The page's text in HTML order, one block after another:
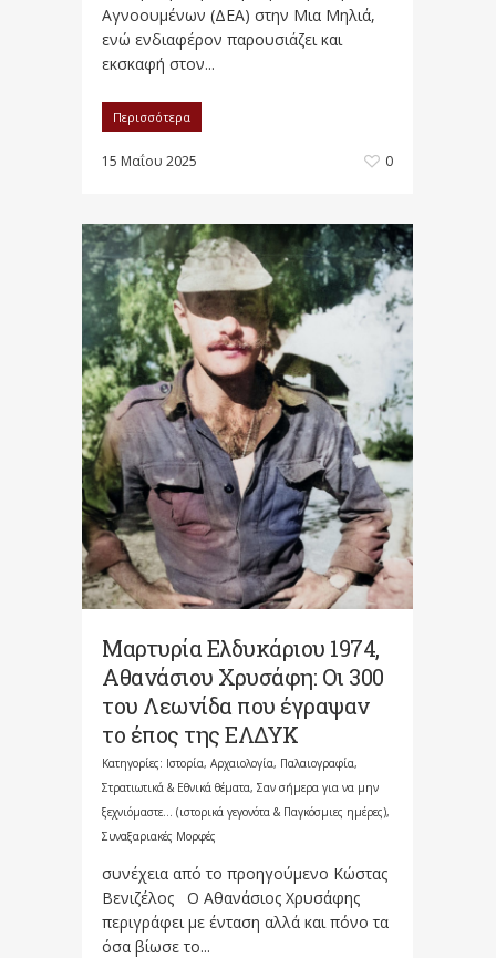
Αγνοουμένων (ΔΕΑ) στην Μια Μηλιά,
ενώ ενδιαφέρον παρουσιάζει και
εκσκαφή στον...
Περισσότερα
15 Μαΐου 2025 0
Μαρτυρία Ελδυκάριου 1974,
Αθανάσιου Χρυσάφη: Οι 300
του Λεωνίδα που έγραψαν
το έπος της ΕΛΔΥΚ
Κατηγορίες: Ιστορία, Αρχαιολογία, Παλαιογραφία,
Στρατιωτικά & Εθνικά θέματα, Σαν σήμερα για να μην
ξεχνιόμαστε... (ιστορικά γεγονότα & Παγκόσμιες ημέρες),
Συναξαριακές Μορφές
συνέχεια από το προηγούμενο Κώστας
Βενιζέλος Ο Αθανάσιος Χρυσάφης
περιγράφει με ένταση αλλά και πόνο τα
όσα βίωσε το...